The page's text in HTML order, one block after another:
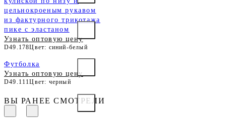
цельнокроеным рукавом
из фактурного трикотажа
пике с эластаном
Узнать оптовую цену
D49.178Цвет: синий-белый
Футболка
Узнать оптовую цену
D49.111Цвет: черный
ВЫ РАНЕЕ СМОТРЕЛИ